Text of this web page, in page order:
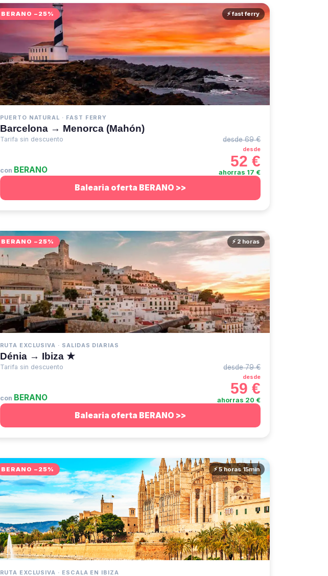
BERANO −25% ⚡ fast ferry
PUERTO NATURAL · FAST FERRY
Barcelona → Menorca (Mahón)
Tarifa sin descuento desde 69 €
con BERANO
desde
52 €
ahorras 17 €
Balearia oferta BERANO >>
BERANO −25% ⚡ 2 horas
RUTA EXCLUSIVA · SALIDAS DIARIAS
Dénia → Ibiza ★
Tarifa sin descuento desde 79 €
con BERANO
desde
59 €
ahorras 20 €
Balearia oferta BERANO >>
BERANO −25% ⚡ 5 horas 15min
RUTA EXCLUSIVA · ESCALA EN IBIZA